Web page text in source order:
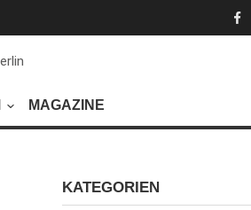
MAGAZINE
KATEGORIEN